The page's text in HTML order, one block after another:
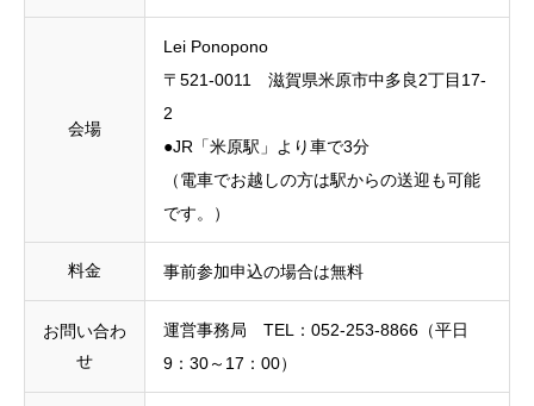
会場
Lei Ponopono
〒521-0011 滋賀県米原市中多良2丁目17-
2
●JR「米原駅」より車で3分
（電車でお越しの方は駅からの送迎も可能
です。）
料金 事前参加申込の場合は無料
お問い合わ
せ
運営事務局 TEL：052-253-8866（平日
9：30～17：00）